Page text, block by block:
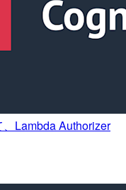
Lambda Authorizer